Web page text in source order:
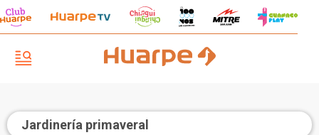
Jardinería primaveral